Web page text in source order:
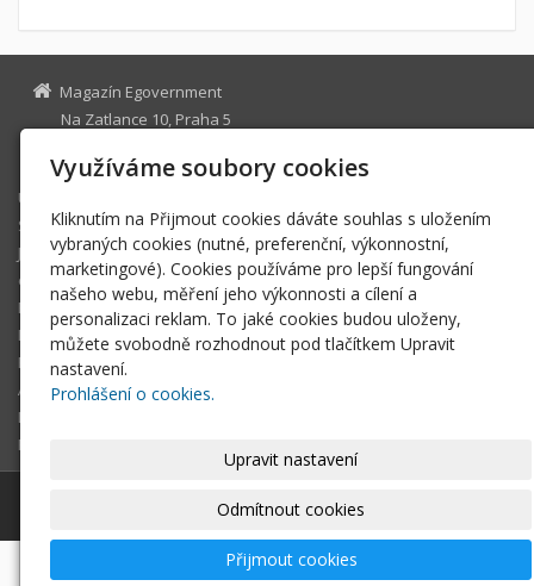
Magazín Egovernment
Na Zatlance 10, Praha 5
egovernment@egovernment.cz
Úvodní stránka
STUDIO
JIHLAVA
eOSOBNOST
ROK INFORMATIKY
MIKULOV
EGOVERNMENT THE BEST
ARCHIV MAGAZÍNU
DOTAZ
REGISTRACE ČTENÁŘE
Magazín Egovernment|Mapa webu
s AI,
Využíváme soubory cookies
Kliknutím na Přijmout cookies dáváte souhlas s uložením
vybraných cookies (nutné, preferenční, výkonnostní,
marketingové). Cookies používáme pro lepší fungování
našeho webu, měření jeho výkonnosti a cílení a
personalizaci reklam. To jaké cookies budou uloženy,
můžete svobodně rozhodnout pod tlačítkem Upravit
nastavení.
Prohlášení o cookies.
Upravit nastavení
Odmítnout cookies
Přijmout cookies